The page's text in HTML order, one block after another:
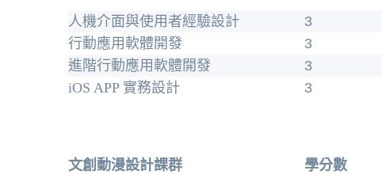
人機介面與使用者經驗設計
3
行動應用軟體開發
3
進階行動應用軟體開發
3
iOS APP 實務設計
3
文創動漫設計課群 學分數